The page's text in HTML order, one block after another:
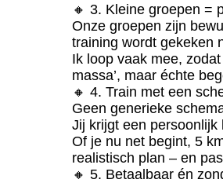
🔸 3. Kleine groepen =
Onze groepen zijn
training wordt gekeken
Ik loop vaak mee,
massa’, maar échte
🔸 4. Train met een
Geen generieke
Jij krijgt een
Of je nu net begint, 5
realistisch plan – en
🔸 5. Betaalbaar én